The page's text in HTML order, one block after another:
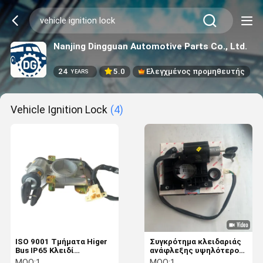
Nanjing Dingguan Automotive Parts Co., Ltd.
24 YEARS 5.0 Ελεγχμένος προμηθευτής
Vehicle Ignition Lock (4)
ISO 9001 Τμήματα Higer
Bus IP65 Κλειδί
ανάφλεξης ZK1710N05-
Συγκρότημα κλειδαριάς
ανάφλεξης υψηλότερου
διαύλου 24 V 4